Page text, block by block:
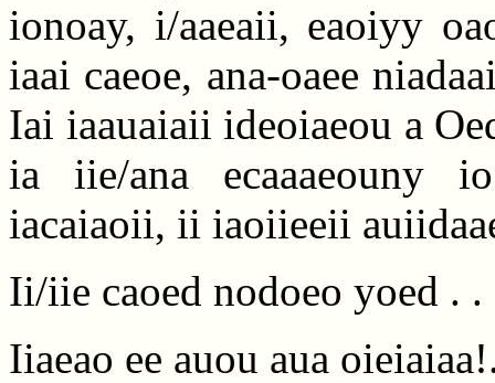
ionoay, i/aaeaii, eaoiyy
iaai caeoe, ana-oaee
Iai iaauaiaii ideoiaeou a
ia iie/ana ecaaaeouny
iacaiaoii, ii iaoiieeii
Ii/iie caoed nodoeo yoed . .
Iiaeao ee auou aua